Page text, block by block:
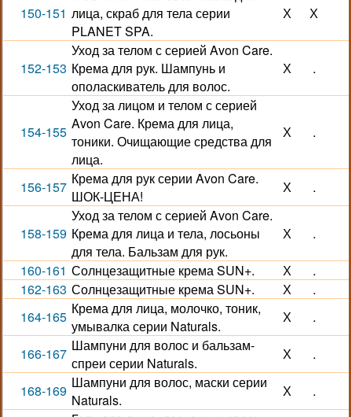
150-151 лица, скраб для тела серии
PLANET SPA.
Х Х
152-153
Уход за телом с серией Avon Care.
Крема для рук. Шампунь и
ополаскиватель для волос.
Х .
154-155
Уход за лицом и телом с серией
Avon Care. Крема для лица,
тоники. Очищающие средства для
лица.
Х .
156-157 Крема для рук серии Avon Care.
ШОК-ЦЕНА!
Х .
158-159
Уход за телом с серией Avon Care.
Крема для лица и тела, лосьоны
для тела. Бальзам для рук.
Х .
160-161 Солнцезащитные крема SUN+. Х
.
162-163 Солнцезащитные крема SUN+. Х
.
164-165 Крема для лица, молочко, тоник,
умывалка серии Naturals.
Х .
166-167 Шампуни для волос и бальзам-
спреи серии Naturals.
Х .
168-169 Шампуни для волос, маски серии
Naturals.
Х .